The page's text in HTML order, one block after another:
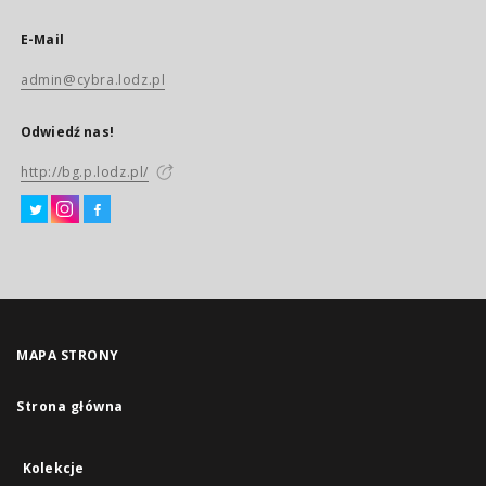
E-Mail
admin@cybra.lodz.pl
Odwiedź nas!
http://bg.p.lodz.pl/
MAPA STRONY
Strona główna
Kolekcje